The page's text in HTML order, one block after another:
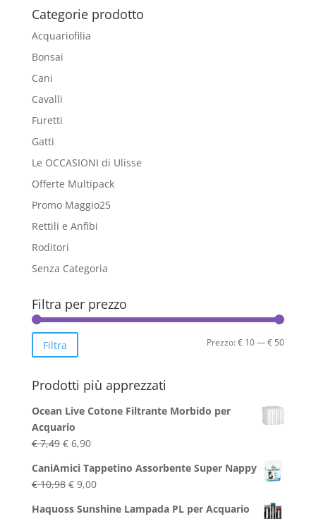
Categorie prodotto
Acquariofilia
Bonsai
Cani
Cavalli
Furetti
Gatti
Le OCCASIONI di Ulisse
Offerte Multipack
Promo Maggio25
Rettili e Anfibi
Roditori
Senza Categoria
Filtra per prezzo
Prezzo
Prezzo
Filtra Prezzo:€ 10—€ 50
Prodotti più apprezzati
Ocean Live Cotone Filtrante Morbido per
Acquario
€7,49 Il
originale
era:
€ 7,49.
€6,90Il
attuale
è:
€ 6,90.
CaniAmici Tappetino Assorbente Super Nappy
€10,98 Il
originale
€9,00Il
attuale
Haquoss Sunshine Lampada PL per Acquario